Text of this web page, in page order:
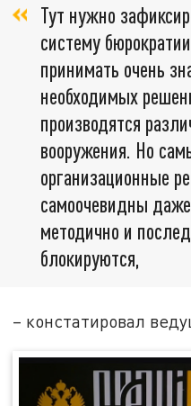
Тут нужно
систему
принимать очень
необходимых
производятся
вооружения. Но
организационные
самоочевидны
методично и
блокируются,
– констатировал